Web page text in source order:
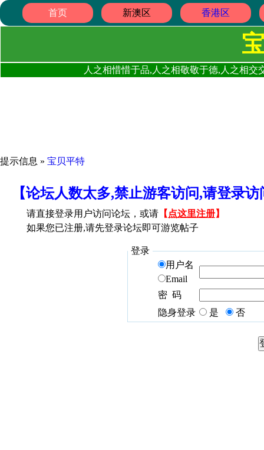
首页 新澳区 香港区
人之相惜惜于品,人之相敬敬于德,人之相
提示信息 » 宝贝平特
【论坛人数太多,禁止游客访问,请登录
请直接登录用户访问论坛，或请 【 点这里注册】
如果您已注册,请先登录论坛即可游览帖子
登录
用户名
Email
密 码
隐身登录
是 否